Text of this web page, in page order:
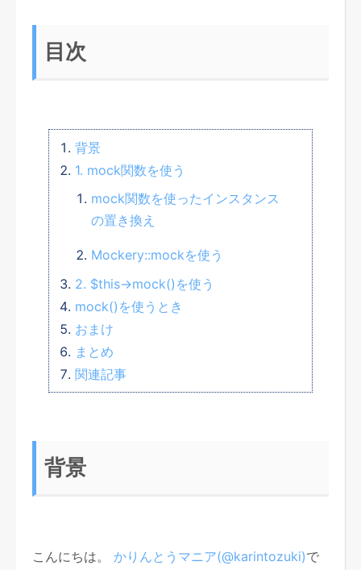
目次
背景
1. mock関数を使う
mock関数を使ったインスタンス
の置き換え
Mockery::mockを使う
2. $this→mock()を使う
mock()を使うとき
おまけ
まとめ
関連記事
背景
こんにちは。 かりんとうマニア(@karintozuki)で